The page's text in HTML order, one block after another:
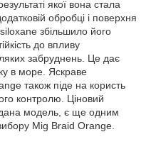
якої вона стала
обробці і поверхня
збільшило його
до впливу
забруднень. Це дає
в море. Яскраве
також піде на користь
контролю. Ціновий
модель, є ще одним
Mig Braid Orange.